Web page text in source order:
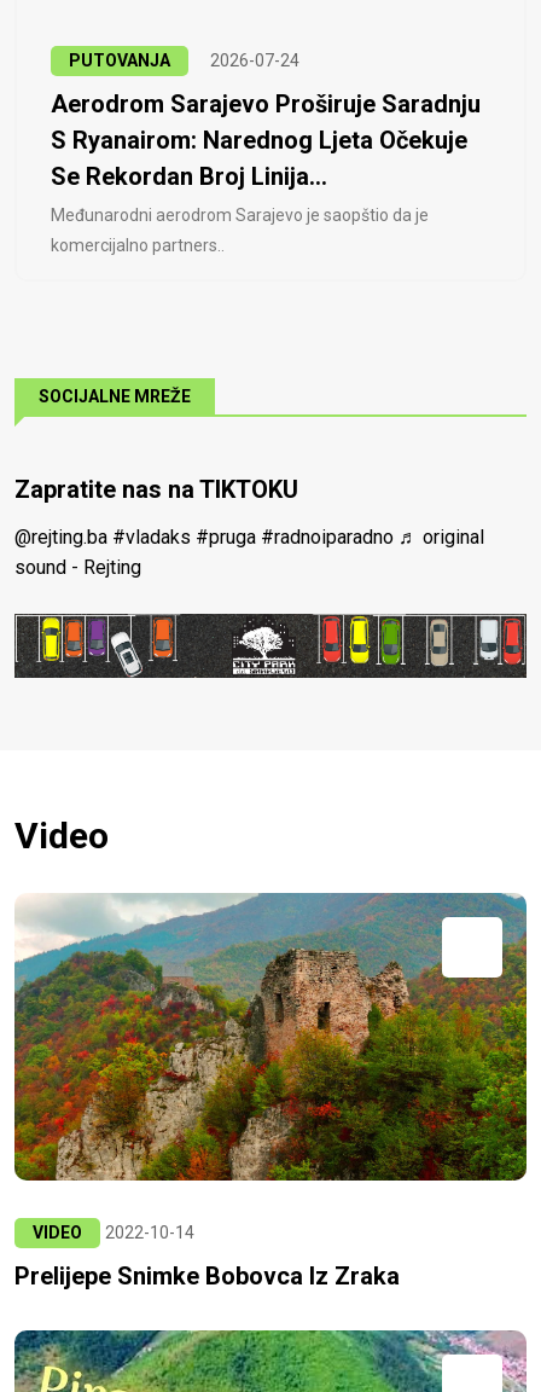
PUTOVANJA 2026-07-24
Aerodrom Sarajevo Proširuje Saradnju
S Ryanairom: Narednog Ljeta Očekuje
Se Rekordan Broj Linija...
Međunarodni aerodrom Sarajevo je saopštio da je
komercijalno partners..
SOCIJALNE MREŽE
Zapratite nas na TIKTOKU
@rejting.ba #vladaks #pruga #radnoiparadno ♬ original
sound - Rejting
Video
VIDEO 2022-10-14
Prelijepe Snimke Bobovca Iz Zraka